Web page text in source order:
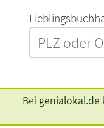
Bei genialokal.de